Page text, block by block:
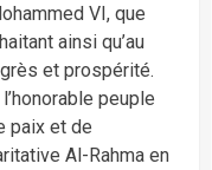
VI, que
ainsi qu’au
et prospérité.
peuple
paix et de
Al-Rahma en